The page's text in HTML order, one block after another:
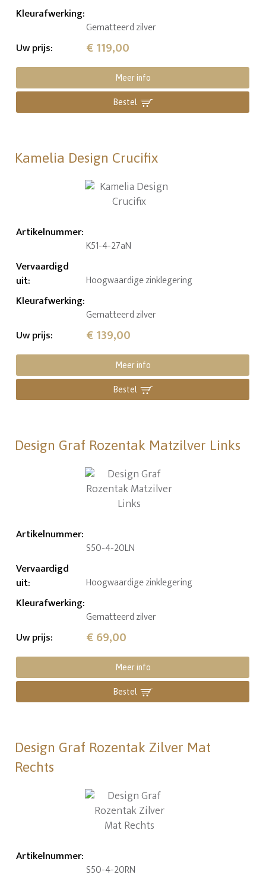
Kleurafwerking:
Gematteerd zilver
Uw prijs: € 119,00
Meer info
Bestel
Kamelia Design Crucifix
Artikelnummer:
K51-4-27aN
Vervaardigd
uit: Hoogwaardige zinklegering
Kleurafwerking:
Gematteerd zilver
Uw prijs: € 139,00
Meer info
Bestel
Design Graf Rozentak Matzilver Links
Artikelnummer:
S50-4-20LN
Vervaardigd
uit: Hoogwaardige zinklegering
Kleurafwerking:
Gematteerd zilver
Uw prijs: € 69,00
Meer info
Bestel
Design Graf Rozentak Zilver Mat
Rechts
Artikelnummer:
S50-4-20RN